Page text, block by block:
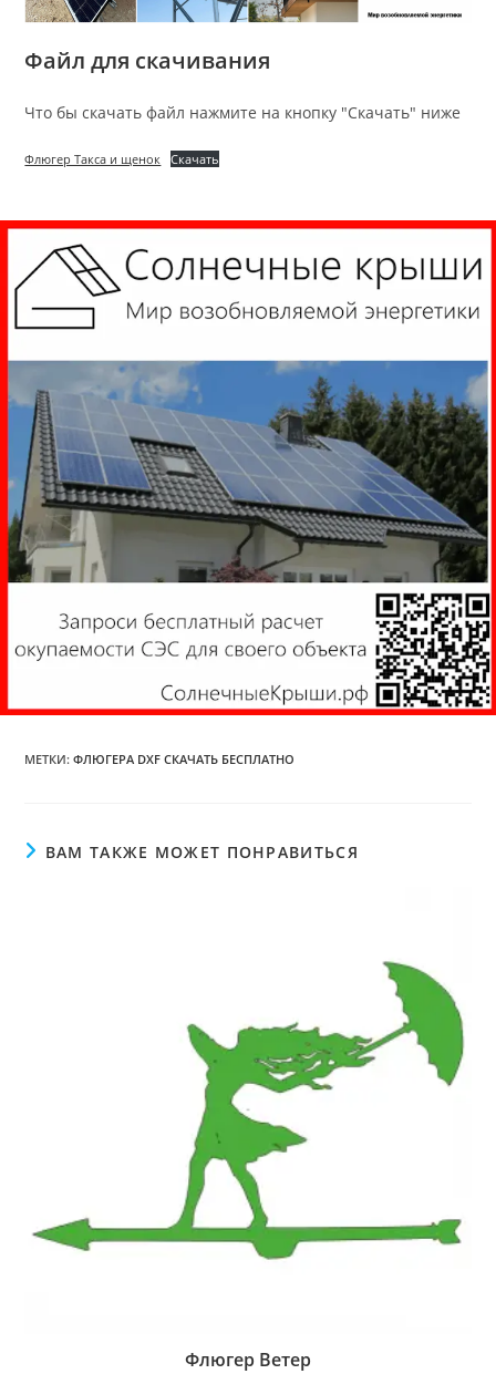
Файл для скачивания
Что бы скачать файл нажмите на кнопку "Скачать" ниже
Флюгер Такса и щенок Скачать
МЕТКИ:ФЛЮГЕРА DXF СКАЧАТЬ БЕСПЛАТНО
ВАМ ТАКЖЕ МОЖЕТ ПОНРАВИТЬСЯ
Флюгер Ветер